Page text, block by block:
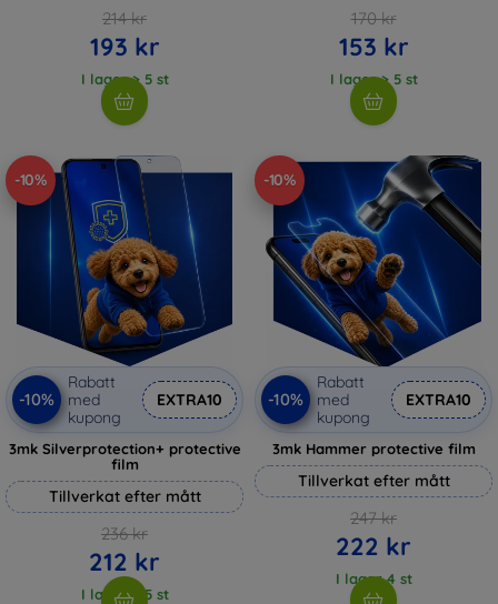
214 kr
193 kr
I lager > 5 st
170 kr
153 kr
I lager > 5 st
-10%
-10%
Rabatt
med
kupong
EXTRA10
3mk Silverprotection+ protective
film
Tillverkat efter mått
236 kr
212 kr
I lager > 5 st
-10%
-10%
Rabatt
med
kupong
EXTRA10
3mk Hammer protective film
Tillverkat efter mått
247 kr
222 kr
I lager 4 st